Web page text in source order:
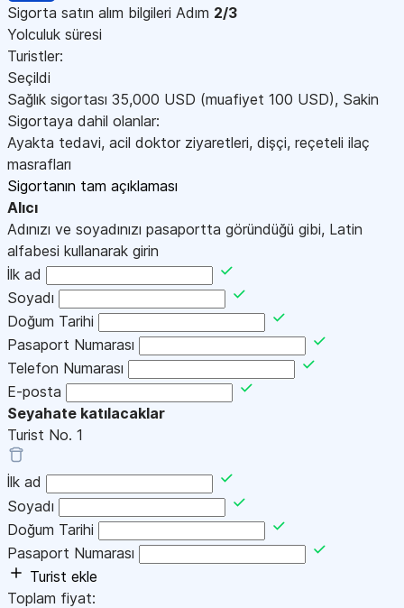
Sigorta satın alım bilgileri Adım 2/3
Yolculuk süresi
Turistler:
Seçildi
Sağlık sigortası 35,000 USD (muafiyet 100 USD), Sakin
Sigortaya dahil olanlar:
Ayakta tedavi, acil doktor ziyaretleri, dişçi, reçeteli ilaç
masrafları
Sigortanın tam açıklaması
Alıcı
Adınızı ve soyadınızı pasaportta göründüğü gibi, Latin
alfabesi kullanarak girin
İlk ad
Soyadı
Doğum Tarihi
Pasaport Numarası
Telefon Numarası
E-posta
Seyahate katılacaklar
Turist No. 1
İlk ad
Soyadı
Doğum Tarihi
Pasaport Numarası
Turist ekle
Toplam fiyat: